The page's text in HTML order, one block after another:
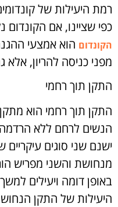
כפי שציינו, אם הקונדום
הקונדום הוא אמצעי
מפני כניסה להריון, אלא
התקן תוך רחמי
הנשים לרחם ללא
ישנם שני סוגים עיקריים
מנחושת והשני מפריש
באופן דומה ויעילים